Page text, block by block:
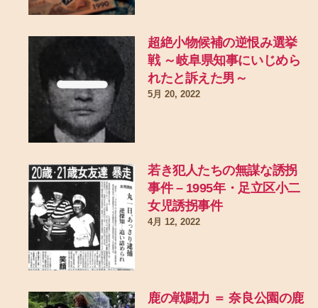
超絶小物候補の逆恨み選挙
戦 ～岐阜県知事にいじめら
れたと訴えた男～
5月 20, 2022
若き犯人たちの無謀な誘拐
事件 – 1995年・足立区小二
女児誘拐事件
4月 12, 2022
鹿の戦闘力 ＝ 奈良公園の鹿